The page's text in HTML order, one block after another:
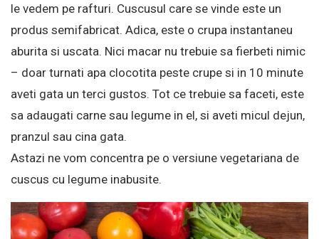
le vedem pe rafturi. Cuscusul care se vinde este un
produs semifabricat. Adica, este o crupa instantaneu
aburita si uscata. Nici macar nu trebuie sa fierbeti nimic
– doar turnati apa clocotita peste crupe si in 10 minute
aveti gata un terci gustos. Tot ce trebuie sa faceti, este
sa adaugati carne sau legume in el, si aveti micul dejun,
pranzul sau cina gata.
Astazi ne vom concentra pe o versiune vegetariana de
cuscus cu legume inabusite.